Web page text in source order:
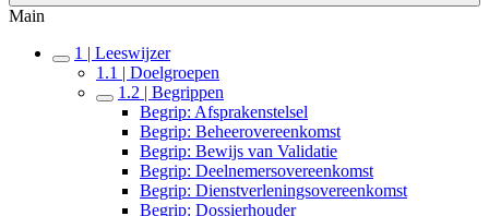
Main
1 | Leeswijzer
1.1 | Doelgroepen
1.2 | Begrippen
Begrip: Afsprakenstelsel
Begrip: Beheerovereenkomst
Begrip: Bewijs van Validatie
Begrip: Deelnemersovereenkomst
Begrip: Dienstverleningsovereenkomst
Begrip: Dossierhouder